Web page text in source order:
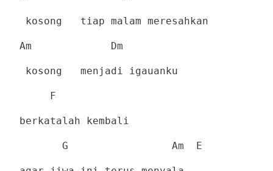
kosong tiap malam meresahkan
Am Dm
kosong menjadi igauanku
F
berkatalah kembali
G Am E